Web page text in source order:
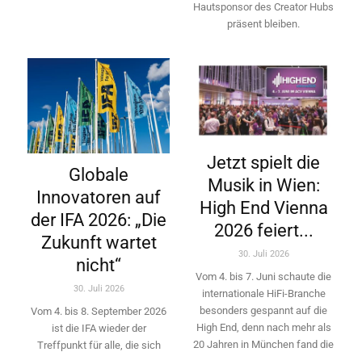
Hautsponsor des Creator Hubs
präsent bleiben.
Globale
Innovatoren auf
der IFA 2026: „Die
Zukunft wartet
nicht“
30. Juli 2026
Vom 4. bis 8. September 2026
ist die IFA wieder der
Treffpunkt für alle, die sich
Jetzt spielt die
Musik in Wien:
High End Vienna
2026 feiert...
30. Juli 2026
Vom 4. bis 7. Juni schaute die
internationale HiFi-Branche
besonders gespannt auf die
High End, denn nach mehr als
20 Jahren in München fand die